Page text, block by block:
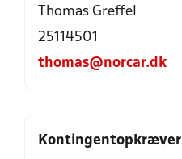
Thomas Greffel
25114501
thomas@norcar.dk
Kontingentopkræver